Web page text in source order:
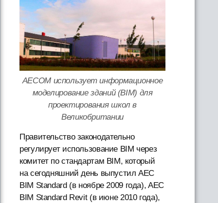
AECOM использует информационное
моделирование зданий (BIM) для
проектирования школ в
Великобритании
Правительство законодательно
регулирует использование BIM через
комитет по стандартам BIM, который
на сегодняшний день выпустил AEC
BIM Standard (в ноябре 2009 года), AEC
BIM Standard Revit (в июне 2010 года),